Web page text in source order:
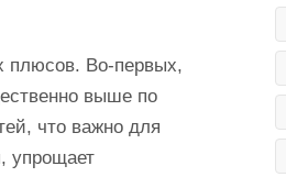
плюсов. Во-первых,
выше по
что важно для
упрощает